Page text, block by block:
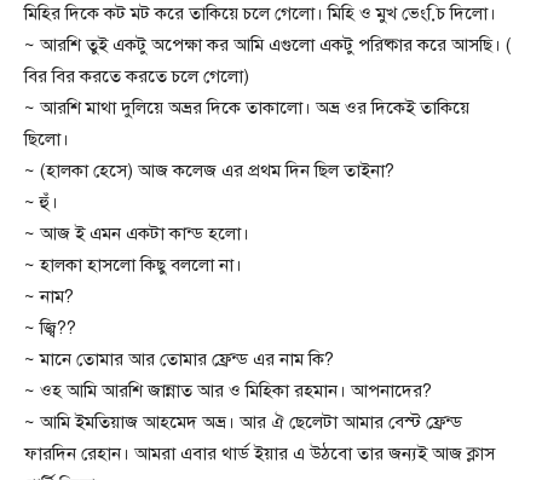
মিহির দিকে কট মট করে তাকিয়ে চলে গেলো। মিহি ও মুখ ভেংচি় দিলো।
~ আরশি তুই একটু অপেক্ষা কর আমি এগুলো একটু পরিষ্কার করে আসছি। (
বির বির করতে করতে চলে গেলো)
~ আরশি মাথা দুলিয়ে অভ্রর দিকে তাকালো। অভ্র ওর দিকেই তাকিয়ে
ছিলো।
~ (হালকা হেসে) আজ কলেজ এর প্রথম দিন ছিল তাইনা?
~ হুঁ।
~ আজ ই এমন একটা কান্ড হলো।
~ হালকা হাসলো কিছু বললো না।
~ নাম?
~ জ্বি??
~ মানে তোমার আর তোমার ফ্রেন্ড এর নাম কি?
~ ওহ আমি আরশি জান্নাত আর ও মিহিকা রহমান। আপনাদের?
~ আমি ইমতিয়াজ আহমেদ অভ্র। আর ঐ ছেলেটা আমার বেস্ট ফ্রেন্ড
ফারদিন রেহান। আমরা এবার থার্ড ইয়ার এ উঠবো তার জন্যই আজ ক্লাস